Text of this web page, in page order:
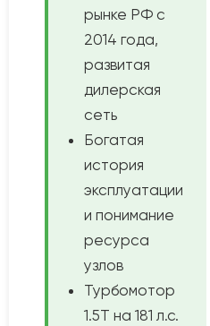
рынке РФ с
2014 года,
развитая
дилерская
сеть
Богатая
история
эксплуатации
и понимание
ресурса
узлов
Турбомотор
1.5T на 181 л.с.